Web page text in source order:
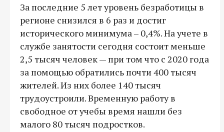
За последние 5 лет уровень безработицы в
регионе снизился в 6 раз и достиг
исторического минимума – 0,4%. На учете в
службе занятости сегодня состоит меньше
2,5 тысяч человек — при том что с 2020 года
за помощью обратились почти 400 тысяч
жителей. Из них более 140 тысяч
трудоустроили. Временную работу в
свободное от учебы время нашли без
малого 80 тысяч подростков.